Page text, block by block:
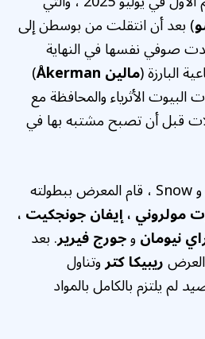
) بعد أن انتقلت من بوسطن إلى
صوفي نفسها في النهاية
البارزة (مالين Åkerman )
الأثرياء والمحافظة مع
قبل أن تصبح مشتبه بها في
بالإضافة إلى Åkerman و Snow ، قام المعرض ببطولته
مولروني ، إيفان جونجكيت ،
نيومانوجورج فيرير. بعد
ريبيكا كتروتناول
لم يلتزم بالكامل بالمواد